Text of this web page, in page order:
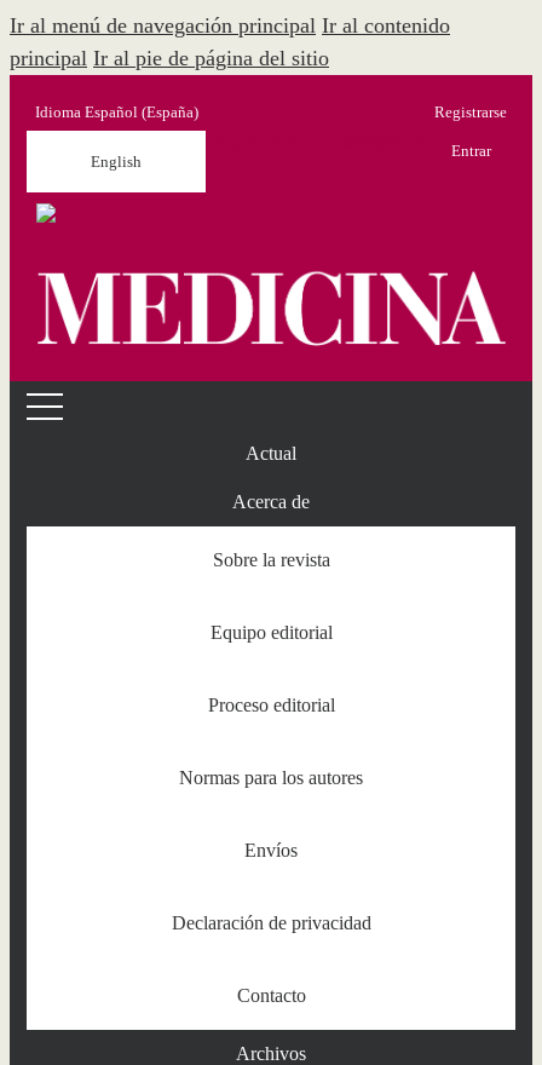
Ir al menú de navegación principal Ir al contenido
principal Ir al pie de página del sitio
Idioma Español (España)
English
Registrarse
Entrar
Actual
Acerca de
Sobre la revista
Equipo editorial
Proceso editorial
Normas para los autores
Envíos
Declaración de privacidad
Contacto
Archivos